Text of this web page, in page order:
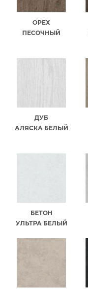
ОРЕХ
ПЕСОЧНЫЙ
ДУБ
АЛЯСКА БЕЛЫЙ
БЕТОН
УЛЬТРА БЕЛЫЙ